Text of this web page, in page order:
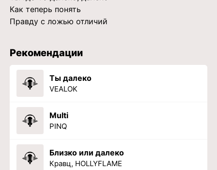
Как теперь понять
Правду с ложью отличий
Рекомендации
Ты далеко
VEALOK
Multi
PINQ
Близко или далеко
Кравц, HOLLYFLAME